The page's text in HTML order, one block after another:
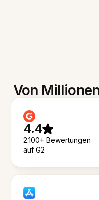
Von
4.4
2.100+ Bewertungen
auf G2